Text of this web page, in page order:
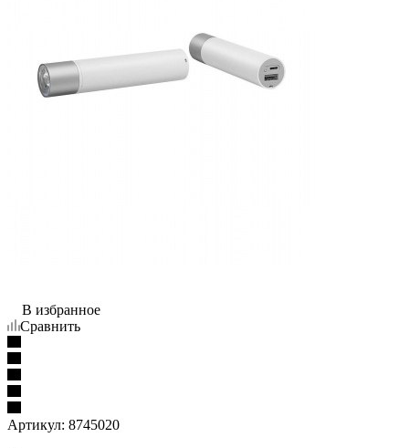
В избранное
Сравнить
Артикул: 8745020